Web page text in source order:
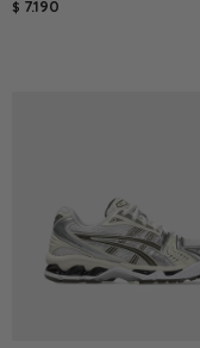
$ 7.190